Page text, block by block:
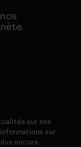
sur nos
sur
encore.